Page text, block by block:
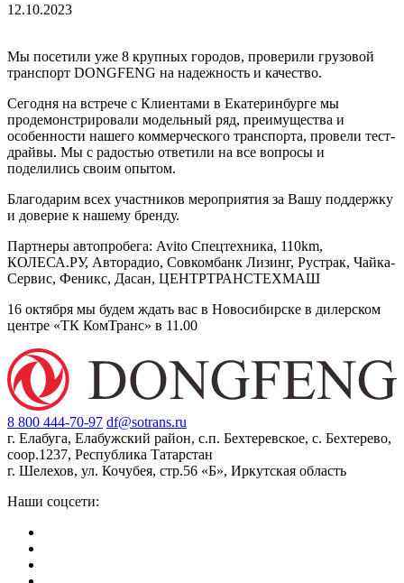
12.10.2023
Мы посетили уже 8 крупных городов, проверили грузовой
транспорт DONGFENG на надежность и качество.
Сегодня на встрече с Клиентами в Екатеринбурге мы
продемонстрировали модельный ряд, преимущества и
особенности нашего коммерческого транспорта, провели тест-
драйвы. Мы с радостью ответили на все вопросы и
поделились своим опытом.
Благодарим всех участников мероприятия за Вашу поддержку
и доверие к нашему бренду.
Партнеры автопробега: Avito Спецтехника, 110km,
КОЛЕСА.РУ, Авторадио, Совкомбанк Лизинг, Рустрак, Чайка-
Сервис, Феникс, Дасан, ЦЕНТРТРАНСТЕХМАШ
16 октября мы будем ждать вас в Новосибирске в дилерском
центре «ТК КомТранс» в 11.00
8 800 444-70-97 df@sotrans.ru
г. Елабуга, Елабужский район, с.п. Бехтеревское, с. Бехтерево,
соор.1237, Республика Татарстан
г. Шелехов, ул. Кочубея, стр.56 «Б», Иркутская область
Наши соцсети: